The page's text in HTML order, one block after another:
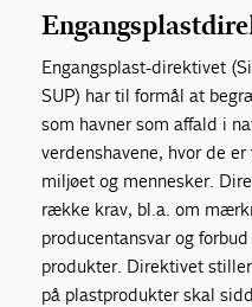
Engangsplast-direktivet
SUP) har til formål at
som havner som affald i
verdenshavene, hvor de
miljøet og mennesker.
række krav, bl.a. om
producentansvar og
produkter. Direktivet
på plastprodukter skal